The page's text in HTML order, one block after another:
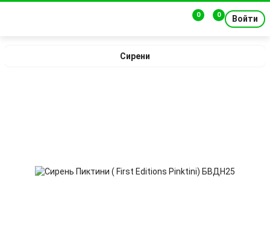
0 0 Войти
Сирени